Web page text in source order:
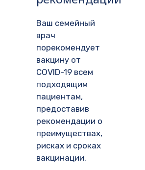
Ваш семейный
врач
порекомендует
вакцину от
COVID-19 всем
подходящим
пациентам,
предоставив
рекомендации о
преимуществах,
рисках и сроках
вакцинации.